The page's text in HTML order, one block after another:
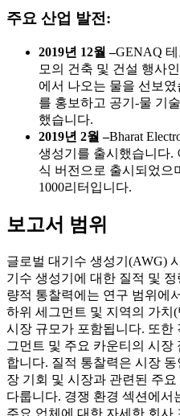
주요 산업 발전:
2019년 12월 –GENAQ
모의 건축 및 건설 행사
에서 나오는 물을 선보였
를 홍보하고 공기-물 기
했습니다.
2019년 2월 –Bharat
생성기를 출시했습니다.
식 버전으로 출시되었으
1000리터입니다.
보고서 범위
글로벌 대기수 생성기(AWG)
기수 생성기에 대한 질적 및
량적 통찰력에는 연구 범위에
하위 세그먼트 및 지역의 가치
시장 규모가 포함됩니다. 또한
그먼트 및 주요 카운티의 시장
합니다. 질적 통찰력은 시장
장 기회 및 시장과 관련된 주
다룹니다. 경쟁 환경 섹션에서